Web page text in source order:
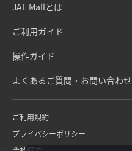
JAL Mallとは
ご利用ガイド
操作ガイド
よくあるご質問・お問い合わせ
ご利用規約
プライバシーポリシー